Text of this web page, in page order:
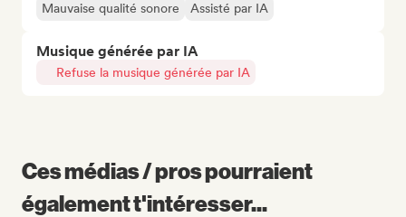
Mauvaise qualité sonore
Assisté par IA
Musique générée par IA
Refuse la musique générée par IA
Ces médias / pros pourraient
également t'intéresser...